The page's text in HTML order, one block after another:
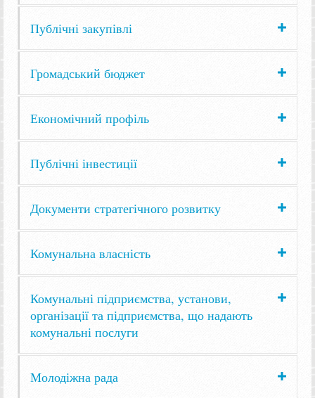
Публічні закупівлі
Громадський бюджет
Економічний профіль
Публічні інвестиції
Документи стратегічного розвитку
Комунальна власність
Комунальні підприємства, установи,
організації та підприємства, що надають
комунальні послуги
Молодіжна рада